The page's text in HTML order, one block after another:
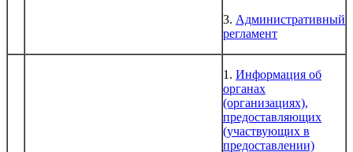
3. Административный
регламент
1. Информация об
органах
(организациях),
предоставляющих
(участвующих в
предоставлении)